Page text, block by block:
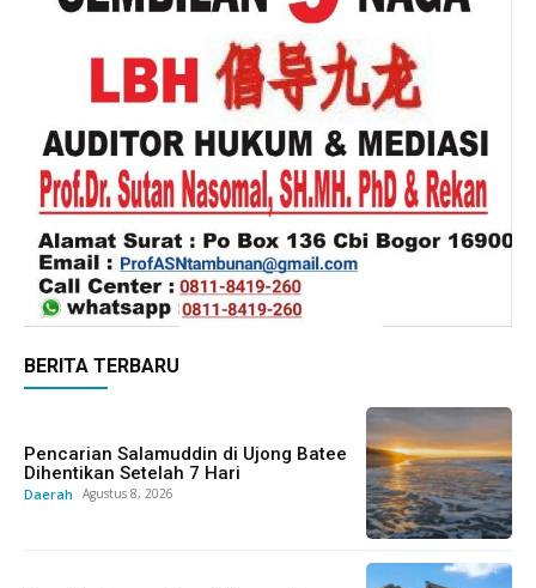
BERITA TERBARU
Pencarian Salamuddin di Ujong Batee
Dihentikan Setelah 7 Hari
Daerah Agustus 8, 2026